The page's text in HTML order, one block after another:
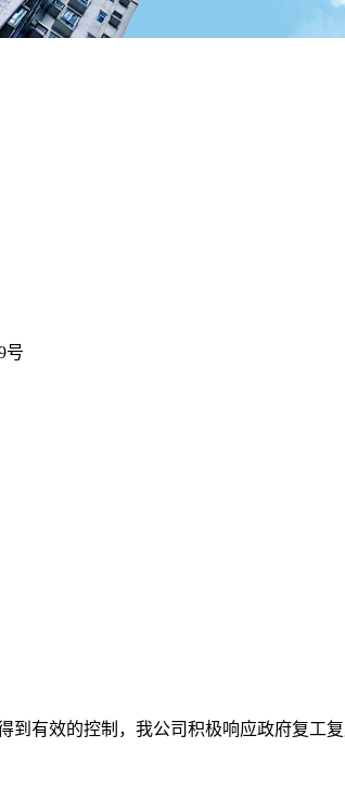
号
到有效的控制，我公司积极响应政府复工